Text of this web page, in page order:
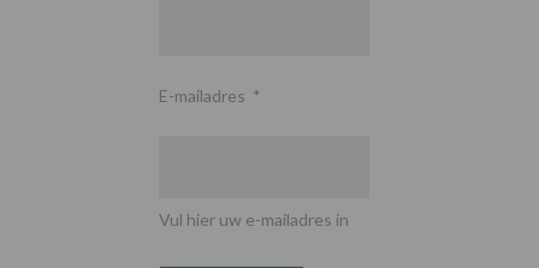
E-mailadres *
Vul hier uw e-mailadres in